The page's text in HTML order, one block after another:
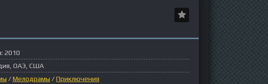
2010
ОАЭ, США
/Мелодрамы /Приключения